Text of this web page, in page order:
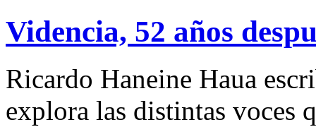
Videncia, 52 años
Ricardo Haneine Haua
explora las distintas voces